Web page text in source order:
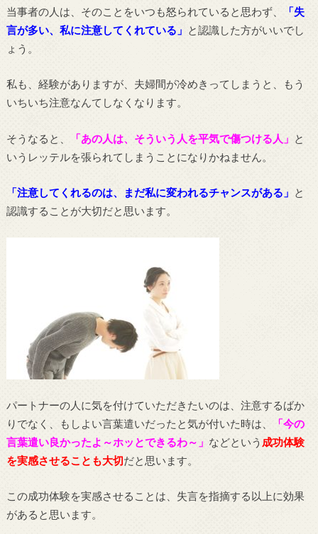
当事者の人は、そのことをいつも怒られていると思わず、
「失
言が多い、私に注意してくれている」 と認識した方がいいでし
ょう。
私も、経験がありますが、夫婦間が冷めきってしまうと、もう
いちいち注意なんてしなくなります。
そうなると、 「あの人は、そういう人を平気で傷つける人」 と
いうレッテルを張られてしまうことになりかねません。
「注意してくれるのは、まだ私に変われるチャンスがある」 と
認識することが大切だと思います。
パートナーの人に気を付けていただきたいのは、注意するばか
りでなく、もしよい言葉遣いだったと気が付いた時は、
「今の
言葉遣い良かったよ～ホッとできるわ～」 などという 成功体験
を実感させることも大切だと思います。
この成功体験を実感させることは、失言を指摘する以上に効果
があると思います。